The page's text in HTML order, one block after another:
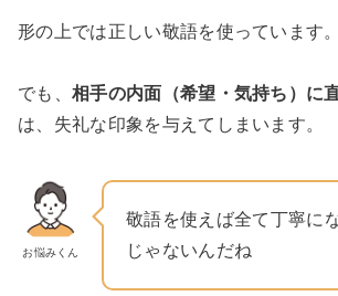
形の上では正しい敬語を使っています。
でも、 相手の内面（希望・気持ち）に
は、失礼な印象を与えてしまいます。
お悩みくん
敬語を使えば全て丁寧に
じゃないんだね